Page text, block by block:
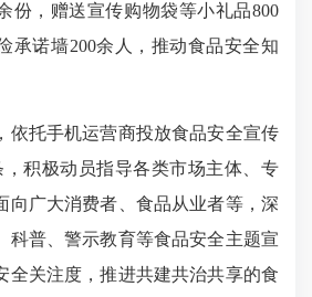
份，赠送宣传购物袋等小礼品800
承诺墙200余人，推动食品安全知
托手机运营商投放食品安全宣传
积极动员指导各类市场主体、专
向广大消费者、食品从业者等，深
科普、警示教育等食品安全主题宣
全关注度，推进共建共治共享的食